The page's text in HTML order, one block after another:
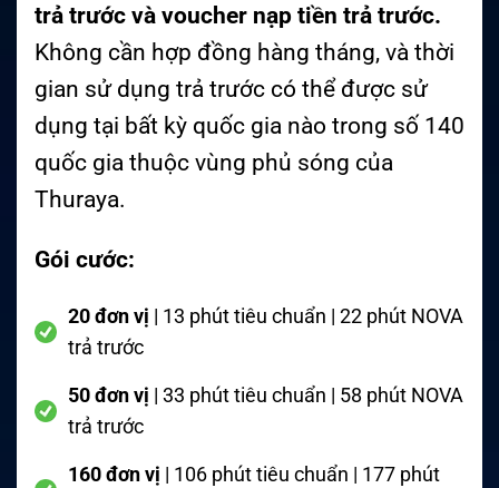
trả trước và voucher nạp tiền trả trước.
Không cần hợp đồng hàng tháng, và thời
gian sử dụng trả trước có thể được sử
dụng tại bất kỳ quốc gia nào trong số 140
quốc gia thuộc vùng phủ sóng của
Thuraya.
Gói cước:
20 đơn vị | 13 phút tiêu chuẩn | 22 phút NOVA
trả trước
50 đơn vị | 33 phút tiêu chuẩn | 58 phút NOVA
trả trước
160 đơn vị | 106 phút tiêu chuẩn | 177 phút